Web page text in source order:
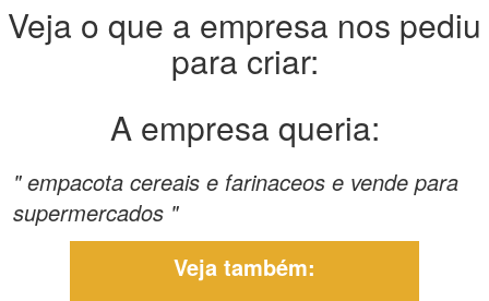
Veja o que a empresa nos pediu
para criar:
A empresa queria:
" empacota cereais e farinaceos e vende para
supermercados "
Veja também: